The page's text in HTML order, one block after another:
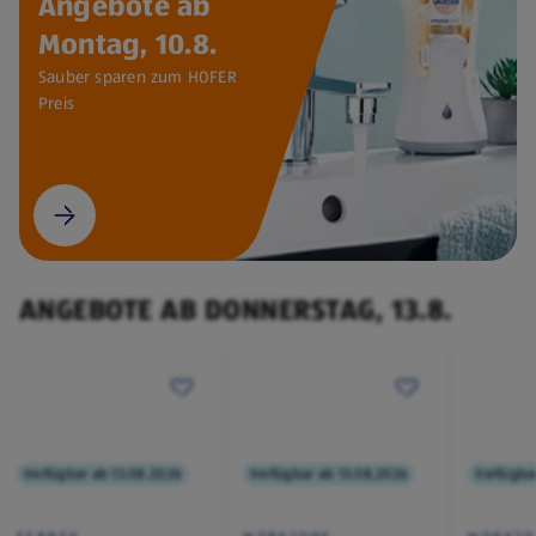
Montag, 10.8.
Sauber sparen zum HOFER
Preis
ANGEBOTE AB DONNERSTAG, 13.8.
Verfügbar ab 13.08.2026 Verfügbar ab 13.08.2026